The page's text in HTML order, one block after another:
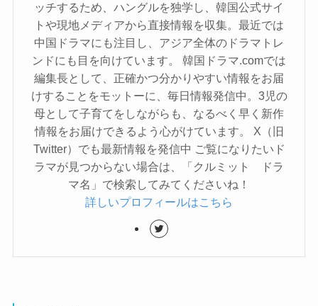
ッチするため、ハングルを独学し、韓国公式サイ
トや現地メディアから直接情報を収集。最近では
中国ドラマにも注目し、アジア全体のドラマトレ
ンドにも目を向けています。 韓国ドラマ.comでは
編集長として、正確かつ分かりやすい情報をお届
けすることをモットーに、毎日情報発信中。3児の
母として子育てをしながらも、なるべく早く新作
情報をお届けできるよう心がけています。 X（旧
Twitter）でも最新情報を発信中 ご覧になりたいド
ラマが見つからない場合は、「クルミット ドラ
マ名」で検索してみてくださいね！
詳しいプロフィールはこちら